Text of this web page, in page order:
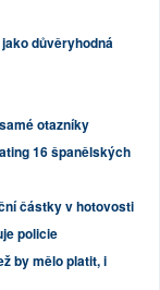
důvěryhodná
otazníky
16 španělských
částky v hotovosti
policie
by mělo platit, i